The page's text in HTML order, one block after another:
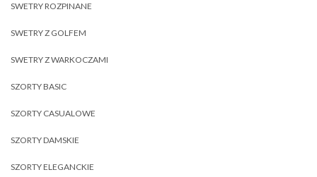
SWETRY ROZPINANE
SWETRY Z GOLFEM
SWETRY Z WARKOCZAMI
SZORTY BASIC
SZORTY CASUALOWE
SZORTY DAMSKIE
SZORTY ELEGANCKIE